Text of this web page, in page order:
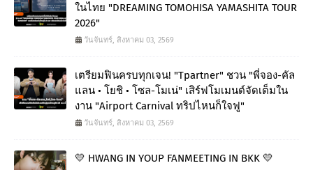
ในไทย "DREAMING TOMOHISA YAMASHITA TOUR
2026"
วันจันทร์, สิงหาคม 03, 2569
เตรียมฟินครบทุกเจน! "Tpartner" ชวน "พี่จอง-คัล
แลน • โยชิ • โซล-โมเน่" เสิร์ฟโมเมนต์จัดเต็มใน
งาน "Airport Carnival ทริปไหนก็ใจฟู"
วันจันทร์, สิงหาคม 03, 2569
💛 HWANG IN YOUP FANMEETING IN BKK 💛